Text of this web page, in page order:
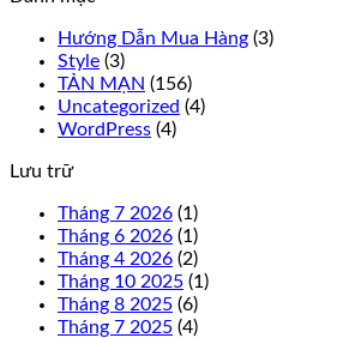
Hướng Dẫn Mua Hàng (3)
Style (3)
TẢN MẠN (156)
Uncategorized (4)
WordPress (4)
Lưu trữ
Tháng 7 2026 (1)
Tháng 6 2026 (1)
Tháng 4 2026 (2)
Tháng 10 2025 (1)
Tháng 8 2025 (6)
Tháng 7 2025 (4)